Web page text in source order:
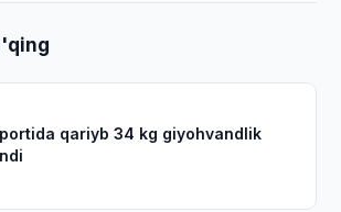
qariyb 34 kg giyohvandlik